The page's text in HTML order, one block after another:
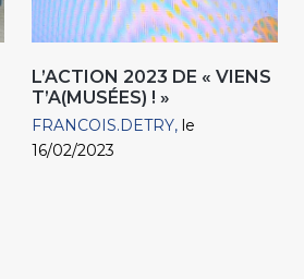
L’ACTION 2023 DE « VIENS
T’A(MUSÉES) ! »
FRANCOIS.DETRY le
16/02/2023